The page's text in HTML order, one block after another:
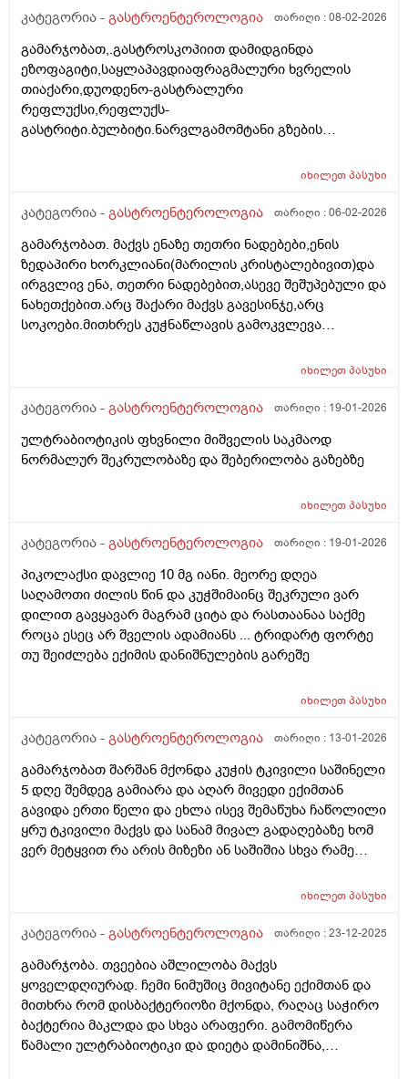
მაქვს,.მაგრამ რა მინდა რომ გკითხო მუცელზე ჭიპის
მგრძნობელობა და ტკივილი ,ხანდახან მარცხენა
მხარესაც ხოლმე ეს რისი ბრალი უნდა იყოს ? ასევე
მაქვს სპირალიც და შეიძლება ამისგან მოდიოდეს
ტკივილი თუ ეს ყველაფერი რაც მჭირს აქედან
მოდიოდეს და მაინც მირჩიეთ ვის და როგორ
კატეგორია - გასტროენტეროლოგია თარიღი :08-02-2026
გამარჯობათ,.გასტროსკოპიით დამიდგინდა
ეზოფაგიტი,საყლაპავდიაფრაგმალური ხვრელის
თიაქარი,დუოდენო-გასტრალური
რეფლუქსი,რეფლუქს-
გასტრიტი.ბულბიტი.ნარვლგამომტანი გზების
ამიხსენიტ არასამედიცინო ენაზე და რა მედიკამენტები
ყრუ ტკივილი მაქვს მარჯვენა მხარეს
იხილეთპასუხი
კატეგორია - გასტროენტეროლოგია თარიღი :06-02-2026
გამარჯობათ. მაქვს ენაზე თეთრი ნადებები,ენის
ზედაპირი ხორკლიანი(მარილის კრისტალებივით)და
ირგვლივ ენა, თეთრი ნადებებით,ასევე შეშუპებული და
ნახეთქებით.არც შაქარი მაქვს გავესინჯე,არც
სოკოები.მითხრეს კუჭნაწლავის გამოკვლევა
პრობლემებმა?არადა, არ მაწუხებს საერთოდ
ჩავიტარო?
იხილეთპასუხი
კატეგორია - გასტროენტეროლოგია თარიღი : 19-01-2026
ულტრაბიოტიკის ფხვნილი მიშველის საკმაოდ
ნორმალურ შეკრულობაზე და შებერილობა გაზებზე
იხილეთპასუხი
კატეგორია - გასტროენტეროლოგია თარიღი : 19-01-2026
პიკოლაქსი დავლიე 10 მგ იანი. მეორე დღეა
საღამოთი ძილის წინ და კუჭშიმაინც შეკრული ვარ
დილით გავყავარ მაგრამ ციტა და რასთაანაა საქმე
როცა ესეც არ შველის ადამიანს ... ტრიდარტ ფორტე
თუ შეიძლება ექიმის დანიშნულების გარეშე
იხილეთპასუხი
კატეგორია - გასტროენტეროლოგია თარიღი : 13-01-2026
გამარჯობათ შარშან მქონდა კუჭის ტკივილი საშინელი
5 დღე შემდეგ გამიარა და აღარ მივედი ექიმთან
გავიდა ერთი წელი და ეხლა ისევ შემაწუხა ჩაწოლილი
ყრუ ტკივილი მაქვს და სანამ მივალ გადაღებაზე ხომ
ვერ მეტყვით რა არის მიზეზი ან საშიშია სხვა რამე
რომ იცის ტკივილი ეგეთი მაქვს გაზების დაგროვებამ
ხომარ იცის გადატანითი ტკივილი
იხილეთპასუხი
კატეგორია - გასტროენტეროლოგია თარიღი :23-12-2025
გამარჯობა. თვეებია აშლილობა მაქვს
ყოველდღიურად. ჩემი ნიმუშიც მივიტანე ექიმთან და
მითხრა რომ დისბაქტერიოზი მქონდა, რაღაც საჭირო
ბაქტერია მაკლდა და სხვა არაფერი. გამომიწერა
წამალი ულტრაბიოტიკი და დიეტა დამინიშნა,